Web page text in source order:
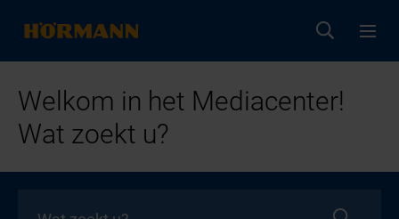
Welkom in het Mediacenter!
Wat zoekt u?